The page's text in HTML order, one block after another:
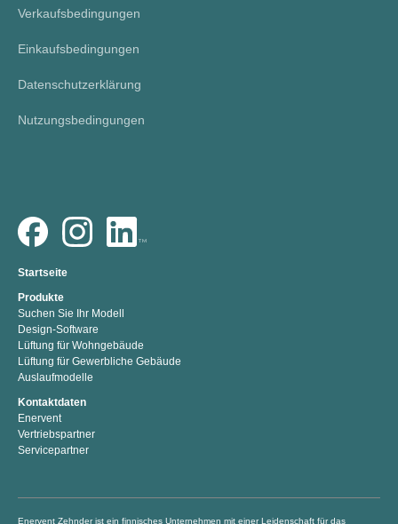
Verkaufsbedingungen
Einkaufsbedingungen
Datenschutzerklärung
Nutzungsbedingungen
Startseite
Produkte
Suchen Sie Ihr Modell
Design-Software
Lüftung für Wohngebäude
Lüftung für Gewerbliche Gebäude
Auslaufmodelle
Kontaktdaten
Enervent
Vertriebspartner
Servicepartner
Enervent Zehnder ist ein finnisches Unternehmen mit einer Leidenschaft für das